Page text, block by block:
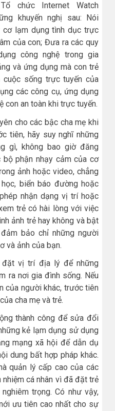
chức Internet Watch
khuyến nghị sau: Nói
cơ lạm dụng tình dục trực
của con; Đưa ra các quy
công nghệ trong gia
và ứng dụng mà con trẻ
sống trực tuyến của
các công cụ, ứng dụng
con an toàn khi trực tuyến.
cho các bậc cha mẹ khi
tiên, hãy suy nghĩ những
gì, không bao giờ đăng
bộ phận nhạy cảm của cơ
ảnh hoặc video, chẳng
biển báo đường hoặc
nhận dạng vị trí hoặc
trẻ có hài lòng với việc
ảnh trẻ hay không và bật
bảo chỉ những người
và ảnh của bạn.
vị trí địa lý để những
ra nơi gia đình sống. Nếu
của người khác, trước tiên
cha mẹ và trẻ.
thành công để sửa đổi
kẻ lạm dụng sử dụng
mạng xã hội để dẫn dụ
dung bất hợp pháp khác.
quản lý cấp cao của các
cá nhân vì đã đặt trẻ
trọng. Có như vậy,
ưu tiên cao nhất cho sự